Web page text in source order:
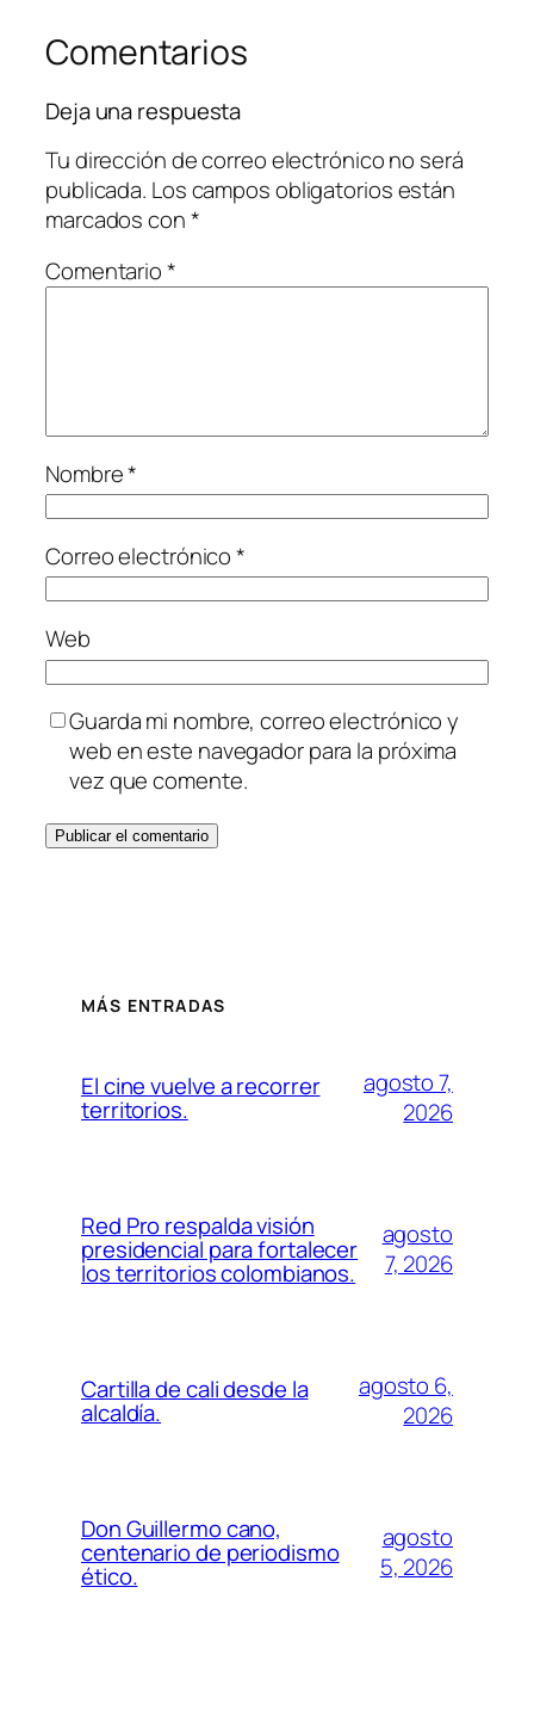
Comentarios
Deja una respuesta
Tu dirección de correo electrónico no será
publicada. Los campos obligatorios están
marcados con*
Comentario*
Nombre*
Correo electrónico*
Web
Guarda mi nombre, correo electrónico y
web en este navegador para la próxima
vez que comente.
MÁS ENTRADAS
El cine vuelve a recorrer
territorios.
agosto 7,
2026
Red Pro respalda visión
presidencial para fortalecer
los territorios colombianos.
agosto
7, 2026
Cartilla de cali desde la
alcaldía.
agosto 6,
2026
Don Guillermo cano,
centenario de periodismo
ético.
agosto
5, 2026